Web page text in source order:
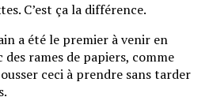
C’est ça la différence.
a été le premier à venir en
rames de papiers, comme
ceci à prendre sans tarder